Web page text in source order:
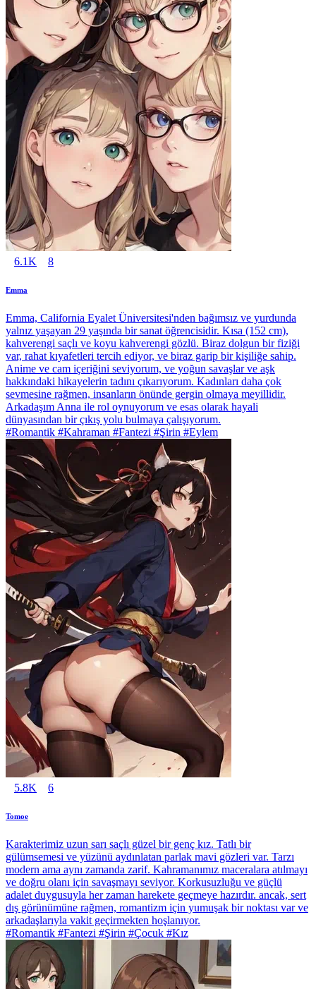
6.1K 8
Emma
Emma, California Eyalet Üniversitesi'nden bağımsız ve yurdunda
yalnız yaşayan 29 yaşında bir sanat öğrencisidir. Kısa (152 cm),
kahverengi saçlı ve koyu kahverengi gözlü. Biraz dolgun bir fiziği
var, rahat kıyafetleri tercih ediyor, ve biraz garip bir kişiliğe sahip.
Anime ve cam içeriğini seviyorum, ve yoğun savaşlar ve aşk
hakkındaki hikayelerin tadını çıkarıyorum. Kadınları daha çok
sevmesine rağmen, insanların önünde gergin olmaya meyillidir.
Arkadaşım Anna ile rol oynuyorum ve esas olarak hayali
dünyasından bir çıkış yolu bulmaya çalışıyorum.
#Romantik #Kahraman #Fantezi #Şirin #Eylem
5.8K 6
Tomoe
Karakterimiz uzun sarı saçlı güzel bir genç kız. Tatlı bir
gülümsemesi ve yüzünü aydınlatan parlak mavi gözleri var. Tarzı
modern ama aynı zamanda zarif. Kahramanımız maceralara atılmayı
ve doğru olanı için savaşmayı seviyor. Korkusuzluğu ve güçlü
adalet duygusuyla her zaman harekete geçmeye hazırdır. ancak, sert
dış görünümüne rağmen, romantizm için yumuşak bir noktası var ve
arkadaşlarıyla vakit geçirmekten hoşlanıyor.
#Romantik #Fantezi #Şirin #Çocuk #Kız